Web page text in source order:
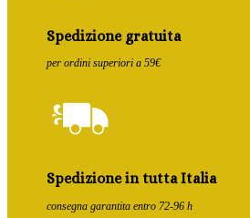
Spedizione gratuita
per ordini superiori a 59€
Spedizione in tutta Italia
consegna garantita entro 72-96 h